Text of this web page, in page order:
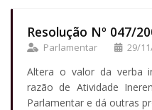
Resolução Nº 047/
Parlamentar 29/
Altera o valor da verba
razão de Atividade
Parlamentar e dá outras